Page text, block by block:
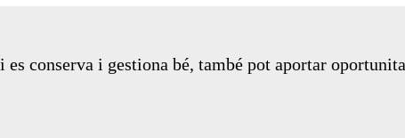
conserva i gestiona bé, també pot aportar